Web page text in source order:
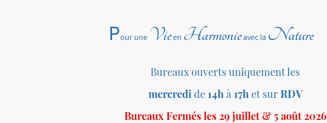
Pour une Vieen Harmonieavec la Nature
Bureaux ouverts uniquement les
mercredi de14h à 17h et surRDV
Bureaux Fermés les 29 juillet & 5 août 2026